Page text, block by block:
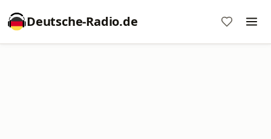
Deutsche-Radio.de